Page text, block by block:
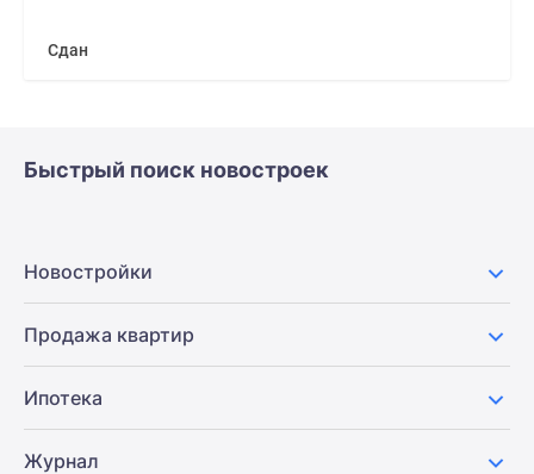
Сдан
Быстрый поиск новостроек
Новостройки
Продажа квартир
Ипотека
Журнал